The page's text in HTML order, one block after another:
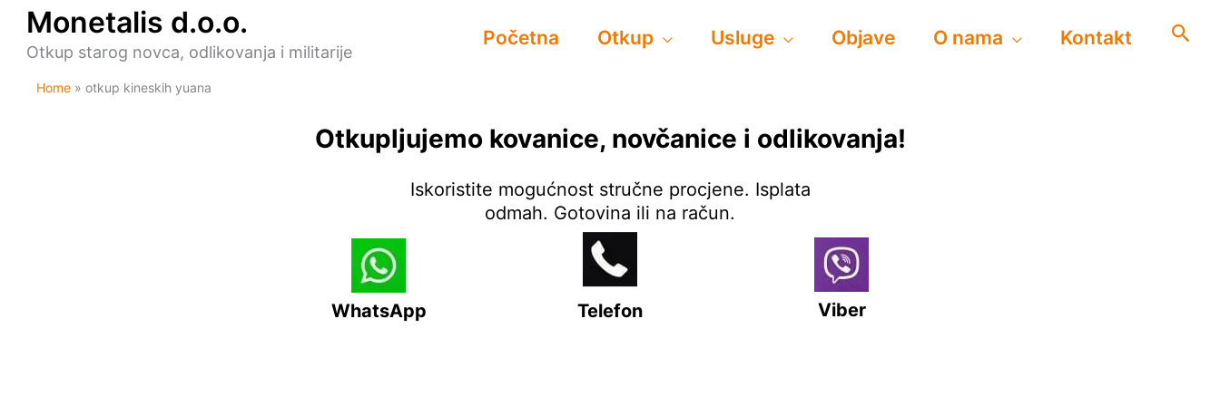
content
Monetalis d.o.o.
Otkup starog novca, odlikovanja i militarije
Početna Otkup Usluge Objave O nama Kontakt
Home otkup kineskih yuana
Otkupljujemo kovanice, novčanice i odlikovanja!
Iskoristite mogućnost stručne procjene. Isplata
odmah. Gotovina ili na račun.
WhatsApp Viber
Telefon